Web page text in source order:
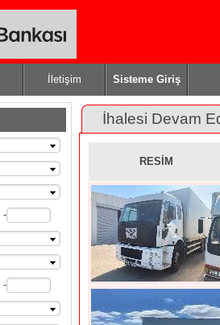
İletişim Sisteme Giriş
-
-
İhalesi Devam
RESİM